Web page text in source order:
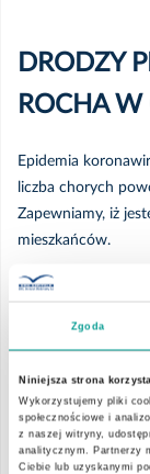
Zgoda
Niniejsza strona
Wykorzystujemy pliki
społecznościowe i
z naszej witryny,
analitycznym. Partnerzy
Ciebie lub uzyskanymi
Pracuj z nami
Dla
DRODZY
ROCHA
Epidemia
liczba chorych
Zapewniamy, iż
mieszkańców.
Będziemy robić
w sprzęt. W
personelu
ratować zdrowie i
Liczy się każda